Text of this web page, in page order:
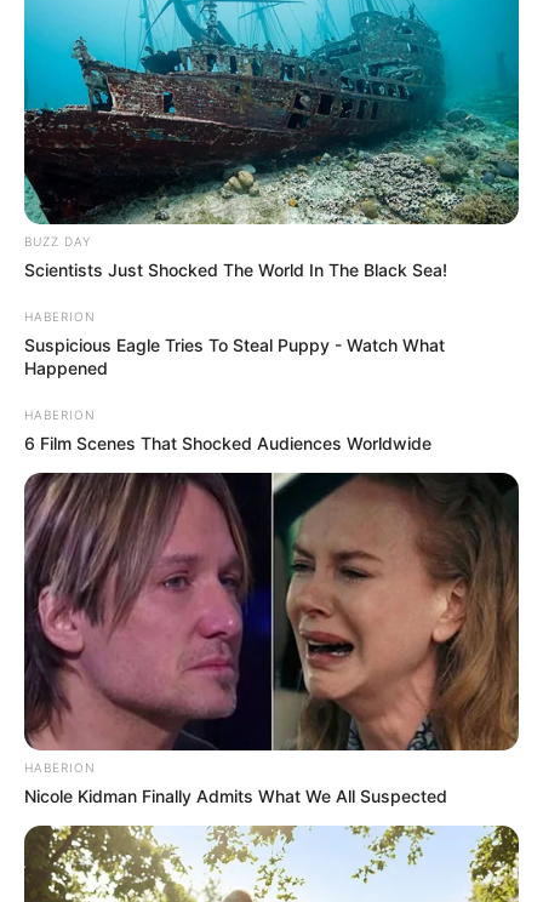
BUZZ DAY
Scientists Just Shocked The World In The Black Sea!
HABERION
Suspicious Eagle Tries To Steal Puppy - Watch What
Happened
HABERION
6 Film Scenes That Shocked Audiences Worldwide
HABERION
Nicole Kidman Finally Admits What We All Suspected